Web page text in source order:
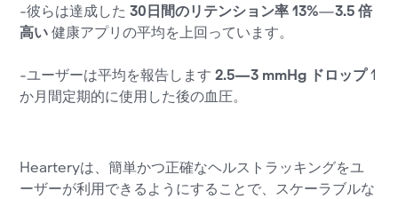
-彼らは達成した30日間のリテンション率 13%—3.5 倍
高い健康アプリの平均を上回っています。
-ユーザーは平均を報告します2.5—3 mmHg ドロップ1
か月間定期的に使用した後の血圧。
Hearteryは、簡単かつ正確なヘルストラッキングをユ
ーザーが利用できるようにすることで、スケーラブルな